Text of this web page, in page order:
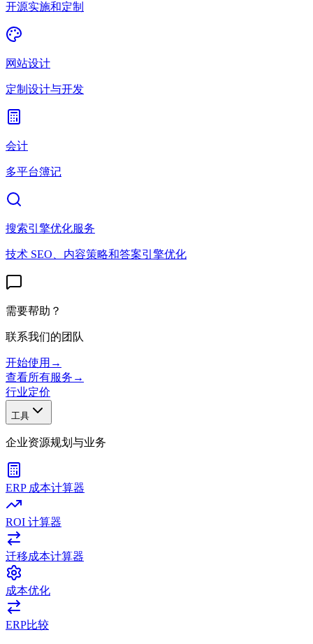
开源实施和定制
网站设计
定制设计与开发
会计
多平台簿记
搜索引擎优化服务
技术 SEO、内容策略和答案引擎优化
需要帮助？
联系我们的团队
开始使用 →
查看所有服务 →
行业定价
工具
企业资源规划与业务
ERP 成本计算器
ROI 计算器
迁移成本计算器
成本优化
ERP比较